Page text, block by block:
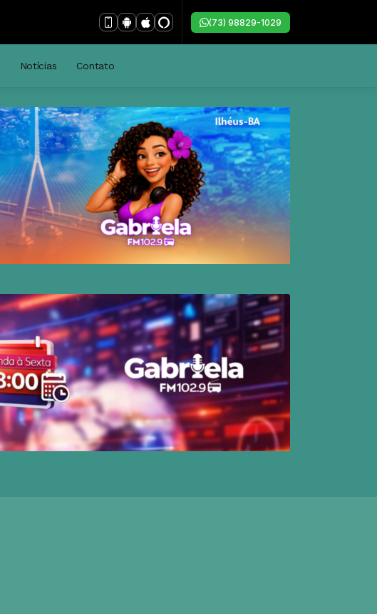
(73) 98829-1029
Notícias Contato